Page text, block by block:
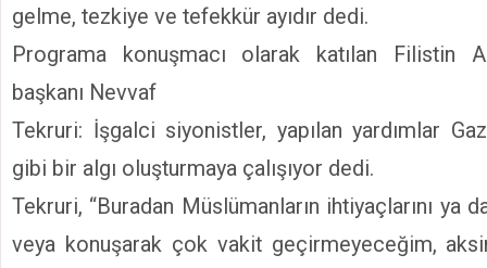
gelme, tezkiye ve tefekkür ayıdır dedi.
Programa konuşmacı olarak katılan Filistin
başkanı Nevvaf
Tekruri: İşgalci siyonistler, yapılan yardımlar
gibi bir algı oluşturmaya çalışıyor dedi.
Tekruri, “Buradan Müslümanların ihtiyaçlarını ya da
veya konuşarak çok vakit geçirmeyeceğim,